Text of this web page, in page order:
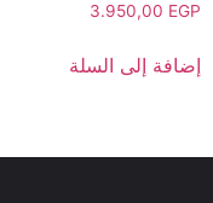
3.950,00EGP
إضافة إلى السلة